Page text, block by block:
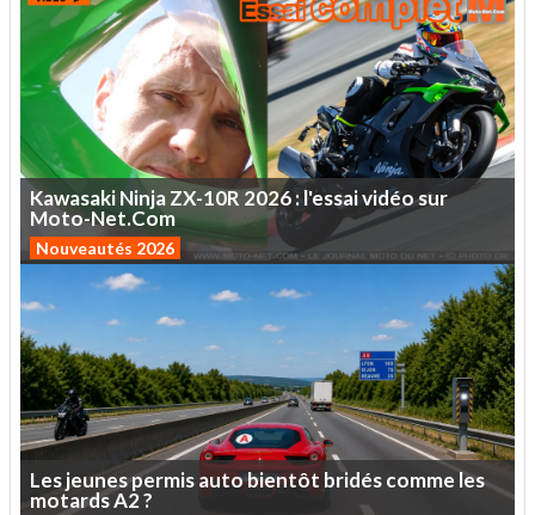
KawasakiNinjaZX-10R2026:l'essaividéosur
Moto-Net.Com
Nouveautés 2026
Lesjeunespermisautobientôt bridéscommeles
motardsA2?